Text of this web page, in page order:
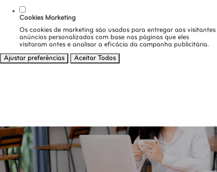
Cookies Marketing
Os cookies de marketing são usados para entregar aos visitantes
anúncios personalizados com base nas páginas que eles
visitaram antes e analisar a eficácia da campanha publicitária.
Ajustar preferências
Aceitar Todos